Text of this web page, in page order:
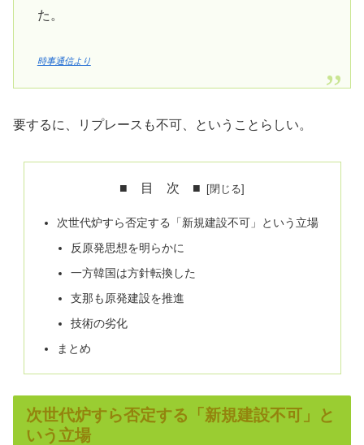
た。
時事通信より
要するに、リプレースも不可、ということらしい。
■ 目 次 ■
次世代炉すら否定する「新規建設不可」という立場
反原発思想を明らかに
一方韓国は方針転換した
支那も原発建設を推進
技術の劣化
まとめ
次世代炉すら否定する「新規建設不可」と
いう立場